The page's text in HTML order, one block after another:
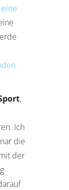
,
Ich
die
der